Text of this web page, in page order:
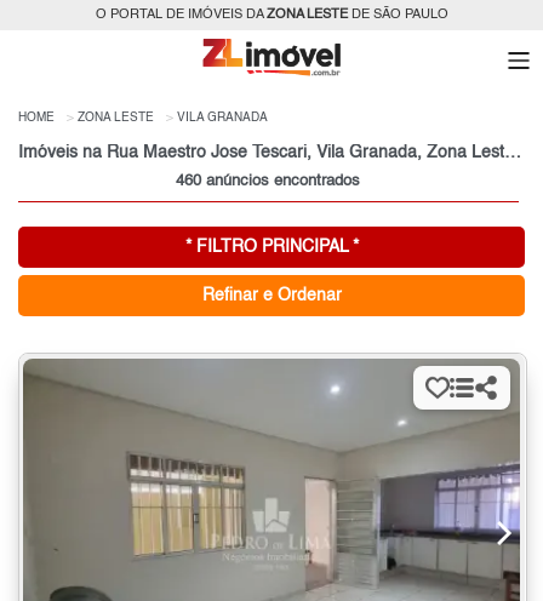
O PORTAL DE IMÓVEIS DAZONA LESTEDE SÃO PAULO
HOME ZONA LESTE VILA GRANADA
Imóveis na Rua Maestro Jose Tescari, Vila Granada, Zona Leste, São Paulo, SP
460 anúncios encontrados
* FILTRO PRINCIPAL *
Refinar e Ordenar